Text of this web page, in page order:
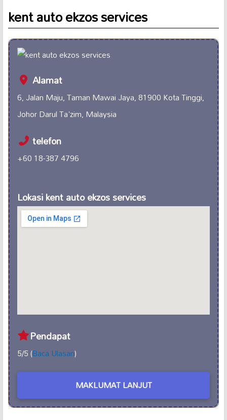
kent auto ekzos services
Alamat
6, Jalan Maju, Taman Mawai Jaya, 81900 Kota Tinggi,
Johor Darul Ta'zim, Malaysia
telefon
+60 18-387 4796
Lokasi kent auto ekzos services
Pendapat
5/5 (Baca Ulasan)
MAKLUMAT LANJUT